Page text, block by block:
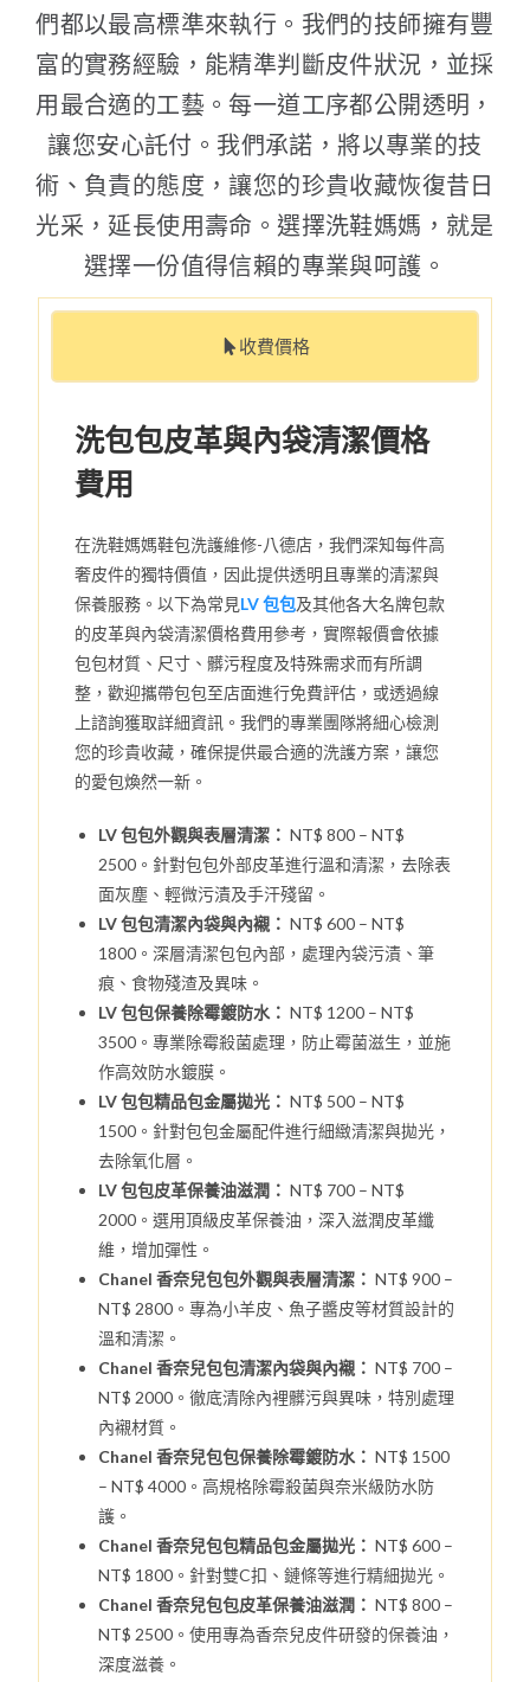
們都以最高標準來執行。我們的技師擁有豐
富的實務經驗，能精準判斷皮件狀況，並採
用最合適的工藝。每一道工序都公開透明，
讓您安心託付。我們承諾，將以專業的技
術、負責的態度，讓您的珍貴收藏恢復昔日
光采，延長使用壽命。選擇洗鞋媽媽，就是
選擇一份值得信賴的專業與呵護。
收費價格
洗包包皮革與內袋清潔價格
費用
在洗鞋媽媽鞋包洗護維修-八德店，我們深知每件高
奢皮件的獨特價值，因此提供透明且專業的清潔與
保養服務。以下為常見LV 包包及其他各大名牌包款
的皮革與內袋清潔價格費用參考，實際報價會依據
包包材質、尺寸、髒污程度及特殊需求而有所調
整，歡迎攜帶包包至店面進行免費評估，或透過線
上諮詢獲取詳細資訊。我們的專業團隊將細心檢測
您的珍貴收藏，確保提供最合適的洗護方案，讓您
的愛包煥然一新。
LV 包包外觀與表層清潔： NT$ 800 – NT$
2500。針對包包外部皮革進行溫和清潔，去除表
面灰塵、輕微污漬及手汗殘留。
LV 包包清潔內袋與內襯： NT$ 600 – NT$
1800。深層清潔包包內部，處理內袋污漬、筆
痕、食物殘渣及異味。
LV 包包保養除霉鍍防水： NT$ 1200 – NT$
3500。專業除霉殺菌處理，防止霉菌滋生，並施
作高效防水鍍膜。
LV 包包精品包金屬拋光： NT$ 500 – NT$
1500。針對包包金屬配件進行細緻清潔與拋光，
去除氧化層。
LV 包包皮革保養油滋潤： NT$ 700 – NT$
2000。選用頂級皮革保養油，深入滋潤皮革纖
維，增加彈性。
Chanel 香奈兒包包外觀與表層清潔： NT$ 900 –
NT$ 2800。專為小羊皮、魚子醬皮等材質設計的
溫和清潔。
Chanel 香奈兒包包清潔內袋與內襯： NT$ 700 –
NT$ 2000。徹底清除內裡髒污與異味，特別處理
內襯材質。
Chanel 香奈兒包包保養除霉鍍防水： NT$ 1500
– NT$ 4000。高規格除霉殺菌與奈米級防水防
護。
Chanel 香奈兒包包精品包金屬拋光： NT$ 600 –
NT$ 1800。針對雙C扣、鏈條等進行精細拋光。
Chanel 香奈兒包包皮革保養油滋潤： NT$ 800 –
NT$ 2500。使用專為香奈兒皮件研發的保養油，
深度滋養。